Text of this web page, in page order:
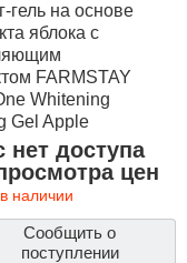
гель на основе
яблока с
FARMSTAY
Whitening
Gel Apple
нет доступа
цен
наличии
Сообщить о
поступлении